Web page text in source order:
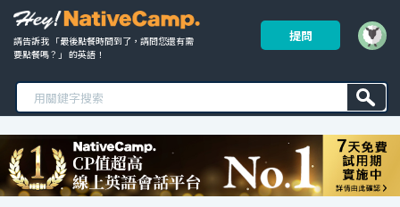
請告訴我 「最後點餐時間到了，請問您還有需
要點餐嗎？」 的英語！
提問